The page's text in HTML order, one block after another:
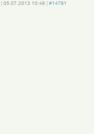
05.07.2013 10:48
#14781